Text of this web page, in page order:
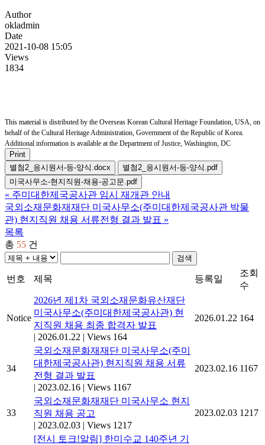
Author
okladmin
Date
2021-10-08 15:05
Views
1834
This material is distributed by the Overseas Korean Cultural Heritage Foundation, USA, on
behalf of the Cultural Heritage Administration, Government of the Republic of Korea.
Additional information is available at the Department of Justice, Washington, DC
Print
별첨2_응시원서-등-양식.docx
별첨2_응시원서-등-양식.pdf
미국사무소-현지직원-채용-공고문.pdf
« 주미대한제국공사관 임시 재개관 안내
국외소재문화재재단 미국사무소(주미대한제국공사관 박물
관) 현지직원 채용 서류전형 결과 발표 »
목록
총 55 건
검색
번호 제목 등록일
조회
수
Notice
2026년 제1차 국외소재문화유산재단
미국사무소(주미대한제국공사관) 현
지직원 채용 최종 합격자 발표
| 2026.01.22 | Views 164
2026.01.22 164
34
국외소재문화재재단 미국사무소(주미
대한제국공사관) 현지직원 채용 서류
전형 결과 발표
| 2023.02.16 | Views 1167
2023.02.16 1167
33
국외소재문화재재단 미국사무소 현지
직원 채용 공고
| 2023.02.03 | Views 1217
2023.02.03 1217
[전시 토크!알림] 한미수교 140주년 기